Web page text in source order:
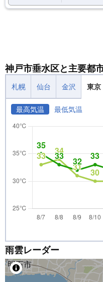
神戸市垂水区と主要都
札幌 仙台 金沢 東京
最高気温 最低気温
雨雲レーダー